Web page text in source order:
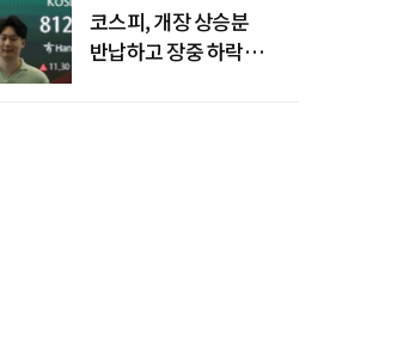
코스피, 개장 상승분
반납하고 장중 하락